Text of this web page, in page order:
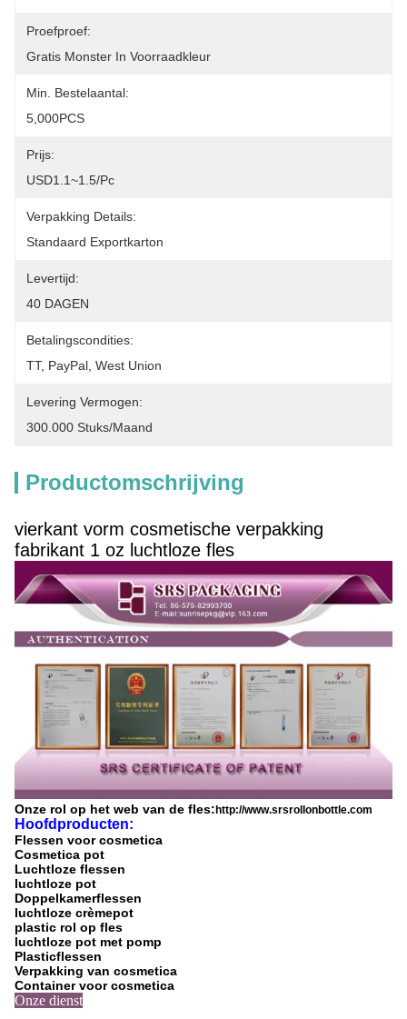
Proefproef:
Gratis Monster In Voorraadkleur
Min. Bestelaantal:
5,000PCS
Prijs:
USD1.1~1.5/pc
Verpakking Details:
Standaard Exportkarton
Levertijd:
40 DAGEN
Betalingscondities:
TT, PayPal, West Union
Levering Vermogen:
300.000 Stuks/maand
Productomschrijving
vierkant vorm cosmetische verpakking
fabrikant 1 oz luchtloze fles
Onze rol op het web van de fles: http://www.srsrollonbottle.com
Hoofdproducten:
Flessen voor cosmetica
Cosmetica pot
Luchtloze flessen
luchtloze pot
Doppelkamerflessen
luchtloze crèmepot
plastic rol op fles
luchtloze pot met pomp
Plasticflessen
Verpakking van cosmetica
Container voor cosmetica
Onze dienst